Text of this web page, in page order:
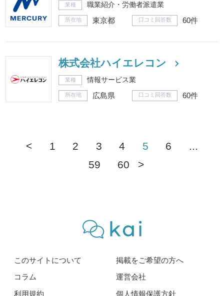
業種 職業紹介・労働者派遣業
所在地 東京都 口コミ回答数 60件
株式会社ハイエレコン
業種 情報サービス業
所在地 広島県 口コミ回答数 60件
< 1 2 3 4 5 6
...
59
60 >
このサイトについて
掲載をご希望の方へ
コラム
運営会社
利用規約
個人情報保護方針